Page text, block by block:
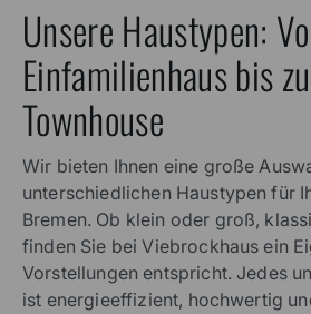
Unsere Haustypen:
Einfamilienhaus bis
Townhouse
Wir bieten Ihnen eine große
unterschiedlichen Haustypen für
Bremen. Ob klein oder groß,
finden Sie bei Viebrockhaus ein
Vorstellungen entspricht. Jedes
ist energieeffizient, hochwertig